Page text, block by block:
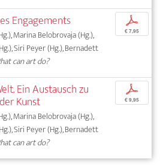
Engagements
Marina Belobrovaja (Hg.),
Siri Peyer (Hg.), Bernadett
can art do?
p
€ 7,95
Ein Austausch zu
Kunst
Marina Belobrovaja (Hg.),
Siri Peyer (Hg.), Bernadett
can art do?
p
€ 9,95